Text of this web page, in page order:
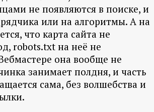
не появляются в поиске, и
или на алгоритмы. А на
что карта сайта не
robots.txt на неё не
она вообще не
занимает полдня, и часть
сама, без волшебства и